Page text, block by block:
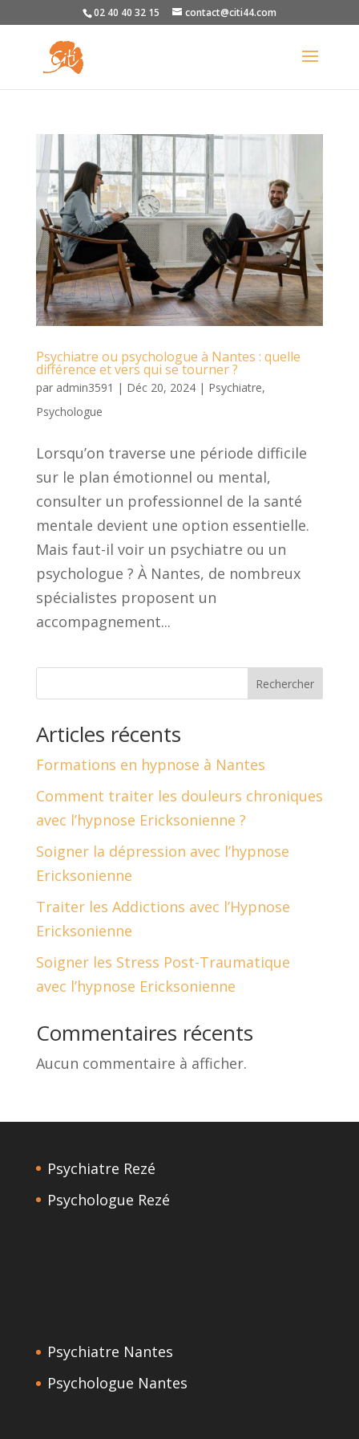
02 40 40 32 15 contact@citi44.com
Psychiatre ou psychologue à Nantes : quelle
différence et vers qui se tourner ?
par admin3591 | Déc 20, 2024| Psychiatre,
Psychologue
Lorsqu’on traverse une période difficile
sur le plan émotionnel ou mental,
consulter un professionnel de la santé
mentale devient une option essentielle.
Mais faut-il voir un psychiatre ou un
psychologue ? À Nantes, de nombreux
spécialistes proposent un
accompagnement...
Rechercher
Articles récents
Formations en hypnose à Nantes
Comment traiter les douleurs chroniques
avec l’hypnose Ericksonienne ?
Soigner la dépression avec l’hypnose
Ericksonienne
Traiter les Addictions avec l’Hypnose
Ericksonienne
Soigner les Stress Post-Traumatique
avec l’hypnose Ericksonienne
Commentaires récents
Aucun commentaire à afficher.
Psychiatre Rezé
Psychologue Rezé
Psychiatre Nantes
Psychologue Nantes